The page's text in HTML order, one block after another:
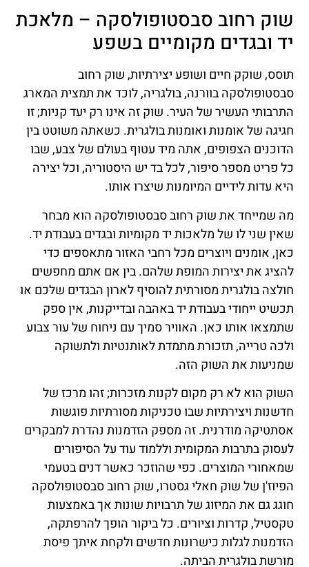
שוק רחוב סבסטופולסקה – מלאכת
יד ובגדים מקומיים בשפע
תוסס, שוקק חיים ושופע יצירתיות, שוק רחוב
סבסטופולסקה בוורנה, בולגריה, לוכד את תמצית המארג
התרבותי העשיר של העיר. שוק זה אינו רק יעד קניות; זו
חגיגה של אומנות ואומנות בולגרית. כשאתה משוטט בין
הדוכנים הצפופים, אתה מיד עטוף בעולם של צבע, שבו
כל פריט מספר סיפור, לכל בד יש היסטוריה, וכל יצירה
היא עדות לידיים המיומנות שיצרו אותו.
מה שמייחד את שוק רחוב סבסטופולסקה הוא מבחר
שאין שני לו של מלאכות יד מקומיות ובגדים בעבודת יד.
כאן, אומנים ויוצרים מכל רחבי האזור מתאספים כדי
להציג את יצירות המופת שלהם. בין אם אתם מחפשים
חולצה בולגרית מסורתית להוסיף לארון הבגדים שלכם או
תכשיט ייחודי בעבודת יד באהבה ובדייקנות, אין ספק
שתמצאו אותו כאן. האוויר סמיך עם ניחוח של עור צבוע
ולכה טרייה, תזכורת מתמדת לאותנטיות ולתשוקה
שמניעות את השוק הזה.
השוק הוא לא רק מקום לקנות מזכרות; זהו מרכז של
חדשנות ויצירתיות שבו טכניקות מסורתיות פוגשות
אסתטיקה מודרנית. זה מספק הזדמנות נהדרת למבקרים
לעסוק בתרבות המקומית וללמוד עוד על הסיפורים
שמאחורי המוצרים. כפי שהוזכר כאשר דנים בטעמי
הפיוז'ן של שוק חאלי גסטרו, שוק רחוב סבסטופולסקה
חוגג גם את המיזוג של תרבויות שונות אך באמצעות
טקסטיל, קדרות וציורים. כל ביקור הופך להרפתקה,
הזדמנות לגלות כישרונות חדשים ולקחת איתך פיסת
מורשת בולגרית הביתה.